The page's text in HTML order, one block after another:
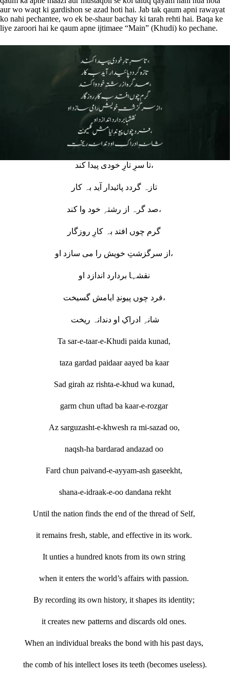
aur wo waqt ki gardishon se azad hoti hai. Jab tak qaum apni rawayat
ko nahi pechantee, wo ek be-shaur bachay ki tarah rehti hai. Baqa ke
liye zaroori hai ke qaum apne ijtimaee “Main” (Khudi) ko pechane.
تا سرِ تارِ خودی پیدا کند،
تازہ گردد پائیدار آید بہ کار
صد گرہ از رشتہِ خود وا کند،
از سرگزشتِ خویش را می سازد او،
فرد چوں پیوندِ ایامش گسیخت،
شانہِ ادراکِ او دندانہ ریخت
Ta sar-e-taar-e-Khudi paida kunad,
taza gardad paidaar aayed ba kaar
Sad girah az rishta-e-khud wa kunad,
garm chun uftad ba kaar-e-rozgar
Az sarguzasht-e-khwesh ra mi-sazad oo,
naqsh-ha bardarad andazad oo
Fard chun paivand-e-ayyam-ash gaseekht,
shana-e-idraak-e-oo dandana rekht
Until the nation finds the end of the thread of Self,
it remains fresh, stable, and effective in its work.
It unties a hundred knots from its own string
when it enters the world’s affairs with passion.
By recording its own history, it shapes its identity;
it creates new patterns and discards old ones.
When an individual breaks the bond with his past days,
the comb of his intellect loses its teeth (becomes useless).